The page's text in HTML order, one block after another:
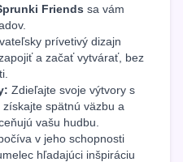
Friends sa vám
prívetivý dizajn
a začať vytvárať, bez
Zdieľajte svoje výtvory s
, získajte spätnú väzbu a
vašu hudbu.
v jeho schopnosti
hľadajúci inšpiráciu